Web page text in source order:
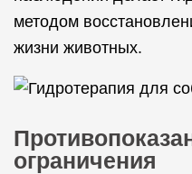
методом
жизни животных.
ограничения